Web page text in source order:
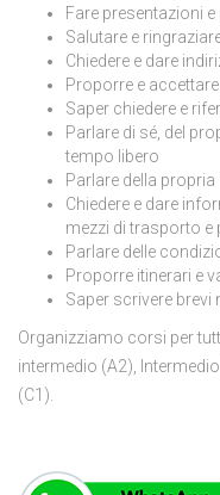
Fare presentazioni
Salutare e
Chiedere e dare
Proporre e
Saper chiedere e
Parlare di sé, del
tempo libero
Parlare della
Chiedere e dare
mezzi di trasporto e
Parlare delle
Proporre itinerari e
Saper scrivere brevi
Organizziamo corsi per
intermedio (A2),
(C1).